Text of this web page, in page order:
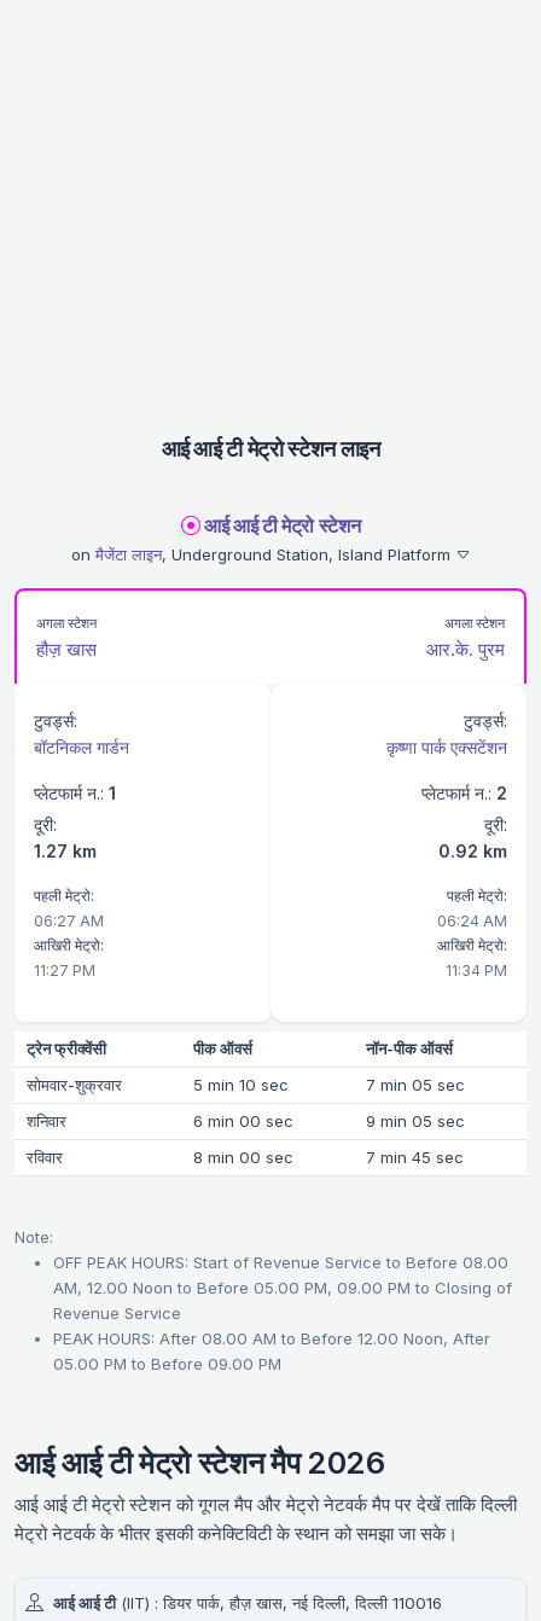
आई आई टी मेट्रो स्टेशन लाइन
आई आई टी मेट्रो स्टेशन
on मैजेंटा लाइन, Underground Station, Island Platform
अगला स्टेशन
हौज़ खास
अगला स्टेशन
आर.के. पुरम
टुवर्ड्स:
बॉटनिकल गार्डन
प्लेटफार्म न.: 1
दूरी:
1.27 km
पहली मेट्रो:
06:27 AM
आखिरी मेट्रो:
11:27 PM
टुवर्ड्स:
कृष्णा पार्क एक्सटेंशन
प्लेटफार्म न.: 2
दूरी:
0.92 km
पहली मेट्रो:
06:24 AM
आखिरी मेट्रो:
11:34 PM
ट्रेन फ्रीक्वेंसी पीक ऑवर्स
नॉन-पीक ऑवर्स
सोमवार-शुक्रवार
5 min 10 sec
7 min 05 sec
शनिवार
6 min 00 sec
9 min 05 sec
रविवार
8 min 00 sec 7 min 45 sec
Note:
OFF PEAK HOURS: Start of Revenue Service to Before 08.00
AM, 12.00 Noon to Before 05.00 PM, 09.00 PM to Closing of
Revenue Service
PEAK HOURS: After 08.00 AM to Before 12.00 Noon, After
05.00 PM to Before 09.00 PM
आई आई टी मेट्रो स्टेशन मैप 2026
आई आई टी मेट्रो स्टेशन को गूगल मैप और मेट्रो नेटवर्क मैप पर देखें ताकि दिल्ली
मेट्रो नेटवर्क के भीतर इसकी कनेक्टिविटी के स्थान को समझा जा सके।
आई आई टी(IIT) : डियर पार्क, हौज़ खास, नई दिल्ली, दिल्ली 110016